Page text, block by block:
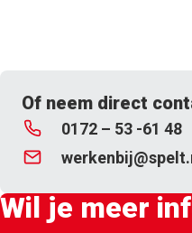
Of neem direct
0172 – 53 -61 48
Wil je meer